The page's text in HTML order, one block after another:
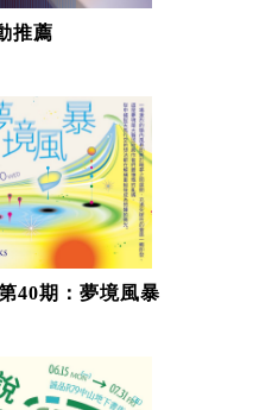
推薦
40期：夢境風暴